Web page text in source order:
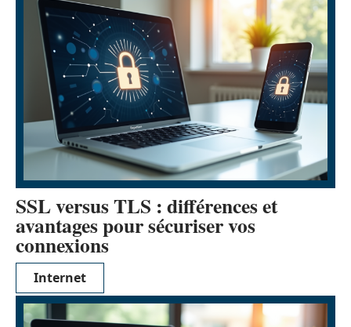
SSL versus TLS : différences et
avantages pour sécuriser vos
connexions
Internet